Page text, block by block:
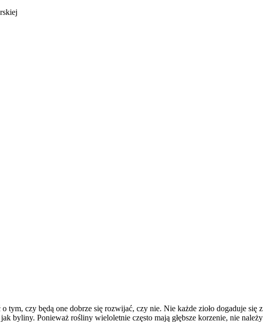
tym, czy będą one dobrze się rozwijać, czy nie. Nie każde zioło dogaduje się z
byliny. Ponieważ rośliny wieloletnie często mają głębsze korzenie, nie należy